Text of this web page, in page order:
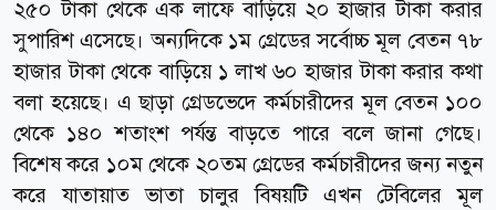
২৫০ টাকা থেকে এক লাফে বাড়িয়ে ২০ হাজার টাকা করার
সুপারিশ এসেছে। অন্যদিকে ১ম গ্রেডের সর্বোচ্চ মূল বেতন ৭৮
হাজার টাকা থেকে বাড়িয়ে ১ লাখ ৬০ হাজার টাকা করার কথা
বলা হয়েছে। এ ছাড়া গ্রেডভেদে কর্মচারীদের মূল বেতন ১০০
থেকে ১৪০ শতাংশ পর্যন্ত বাড়তে পারে বলে জানা গেছে।
বিশেষ করে ১০ম থেকে ২০তম গ্রেডের কর্মচারীদের জন্য নতুন
করে যাতায়াত ভাতা চালুর বিষয়টি এখন টেবিলের মূল